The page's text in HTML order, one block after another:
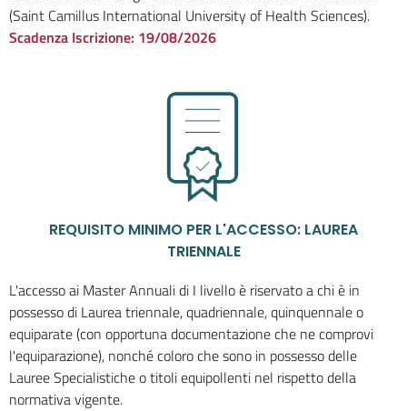
(Saint Camillus International University of Health Sciences).
Scadenza Iscrizione: 19/08/2026
REQUISITO MINIMO PER L'ACCESSO: LAUREA
TRIENNALE
L'accesso ai Master Annuali di I livello è riservato a chi è in
possesso di Laurea triennale, quadriennale, quinquennale o
equiparate (con opportuna documentazione che ne comprovi
l'equiparazione), nonché coloro che sono in possesso delle
Lauree Specialistiche o titoli equipollenti nel rispetto della
normativa vigente.